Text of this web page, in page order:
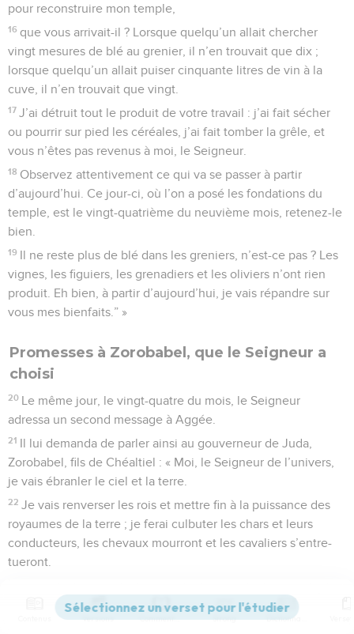
pour reconstruire mon temple,
16 que vous arrivait-il ? Lorsque quelqu’un allait chercher
vingt mesures de blé au grenier, il n’en trouvait que dix ;
lorsque quelqu’un allait puiser cinquante litres de vin à la
cuve, il n’en trouvait que vingt.
17 J’ai détruit tout le produit de votre travail : j’ai fait sécher
ou pourrir sur pied les céréales, j’ai fait tomber la grêle, et
vous n’êtes pas revenus à moi, le Seigneur.
18 Observez attentivement ce qui va se passer à partir
d’aujourd’hui. Ce jour-ci, où l’on a posé les fondations du
temple, est le vingt-quatrième du neuvième mois, retenez-le
bien.
19 Il ne reste plus de blé dans les greniers, n’est-ce pas ? Les
vignes, les figuiers, les grenadiers et les oliviers n’ont rien
produit. Eh bien, à partir d’aujourd’hui, je vais répandre sur
vous mes bienfaits.” »
Promesses à Zorobabel, que le Seigneur a
choisi
20 Le même jour, le vingt-quatre du mois, le Seigneur
adressa un second message à Aggée.
21 Il lui demanda de parler ainsi au gouverneur de Juda,
Zorobabel, fils de Chéaltiel : « Moi, le Seigneur de l’univers,
je vais ébranler le ciel et la terre.
22 Je vais renverser les rois et mettre fin à la puissance des
royaumes de la terre ; je ferai culbuter les chars et leurs
conducteurs, les chevaux mourront et les cavaliers s’entre-
tueront.
qui es mon serviteur. Tu seras pour moi aussi précieux qu’un
cachet personnel, car c’est toi que j’ai choisi pour me servir.
Versions Commentaires Strong